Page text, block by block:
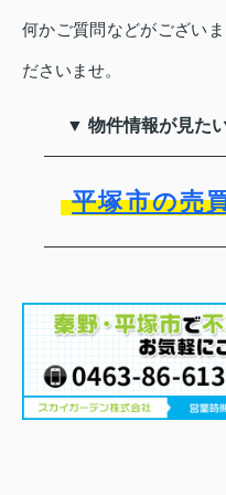
何かご質問などがござい
ださいませ。
▼ 物件情報が見た
平塚市の売